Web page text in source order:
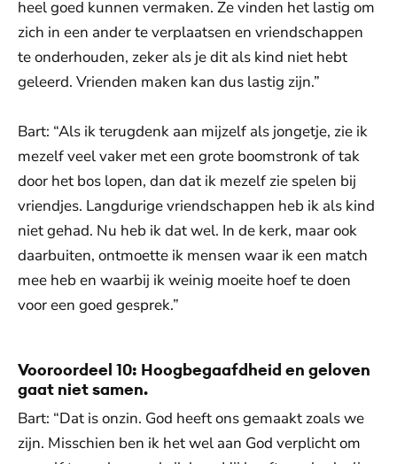
heel goed kunnen vermaken. Ze vinden het lastig om
zich in een ander te verplaatsen en vriendschappen
te onderhouden, zeker als je dit als kind niet hebt
geleerd. Vrienden maken kan dus lastig zijn.”
Bart: “Als ik terugdenk aan mijzelf als jongetje, zie ik
mezelf veel vaker met een grote boomstronk of tak
door het bos lopen, dan dat ik mezelf zie spelen bij
vriendjes. Langdurige vriendschappen heb ik als kind
niet gehad. Nu heb ik dat wel. In de kerk, maar ook
daarbuiten, ontmoette ik mensen waar ik een match
mee heb en waarbij ik weinig moeite hoef te doen
voor een goed gesprek.”
Vooroordeel 10: Hoogbegaafdheid en geloven
gaat niet samen.
Bart: “Dat is onzin. God heeft ons gemaakt zoals we
zijn. Misschien ben ik het wel aan God verplicht om